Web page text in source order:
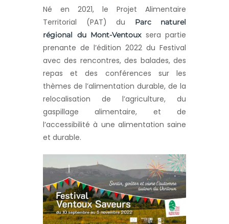
Né en 2021, le Projet Alimentaire
Territorial (PAT) du
Parc naturel
régional du Mont-Ventouxsera partie
prenante de l’édition 2022 du Festival
avec des rencontres, des balades, des
repas et des conférences sur les
thèmes de l’alimentation durable, de la
relocalisation de l’agriculture, du
gaspillage alimentaire, et de
l’accessibilité à une alimentation saine
et durable.